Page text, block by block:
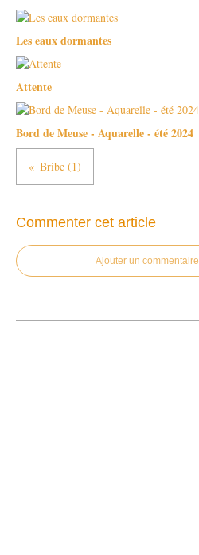
Les eaux dormantes
Attente
Bord de Meuse - Aquarelle - été 2024
Bribe (1)
Commenter cet article
Ajouter un commentaire